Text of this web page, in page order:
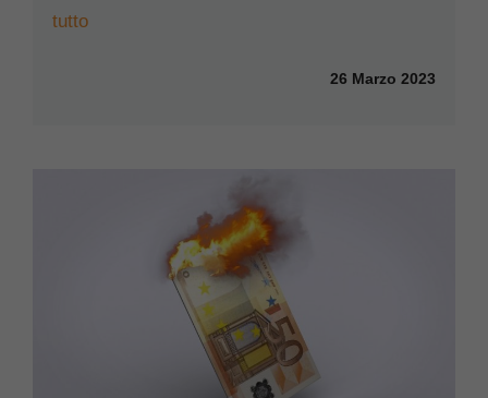
tutto
26 Marzo 2023